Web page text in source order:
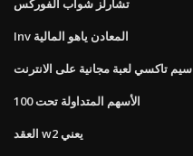
تشارلز شواب الفوركس
Inv المعادن ياهو المالية
سيم تاكسي لعبة مجانية على الانترنت
الأسهم المتداولة تحت 100
العقد w2 يعني